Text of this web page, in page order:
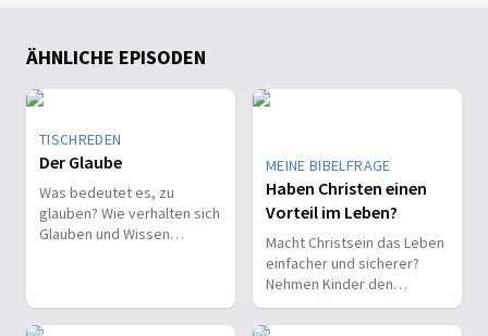
ÄHNLICHE EPISODEN
TISCHREDEN
Der Glaube
Was bedeutet es, zu
glauben? Wie verhalten sich
Glauben und Wissen
MEINE BIBELFRAGE
Haben Christen einen
Vorteil im Leben?
Macht Christsein das Leben
einfacher und sicherer?
Nehmen Kinder den
Glauben leichter an als
Erwachsene?